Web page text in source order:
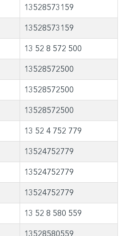
13528573159
13528573159
13 52 8 572 500
13528572500
13528572500
13528572500
13 52 4 752 779
13524752779
13524752779
13524752779
13 52 8 580 559
13528580559